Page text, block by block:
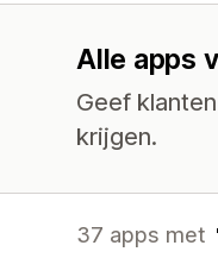
Alle apps
Geef
krijgen.
37 apps met